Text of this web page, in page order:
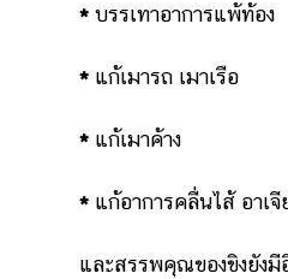
แต่งงาน
* บรรเทาอาการแพ้ท้อง
* แก้เมารถ เมาเรือ
* แก้เมาค้าง
* แก้อาการคลื่นไส้ อาเ
และสรรพคุณของขิงยังมี